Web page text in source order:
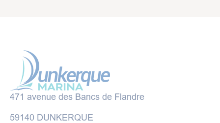
471 avenue des Bancs de Flandre
59140 DUNKERQUE